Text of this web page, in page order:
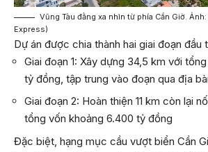
Vũng Tàu đằng xa nhìn từ phía Cần Giờ.
Express)
Dự án được chia thành hai giai đoạn đầu
Giai đoạn 1: Xây dựng 34,5 km với
tỷ đồng, tập trung vào đoạn qua địa
Giai đoạn 2: Hoàn thiện 11 km còn lại
tổng vốn khoảng 6.400 tỷ đồng
Đặc biệt, hạng mục cầu vượt biển Cần